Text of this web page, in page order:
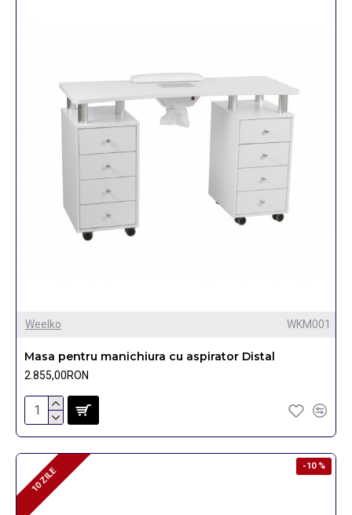
Weelko WKM001
Masa pentru manichiura cu aspirator Distal
2.855,00RON
-10 %
10 ZILE
10 ZILE